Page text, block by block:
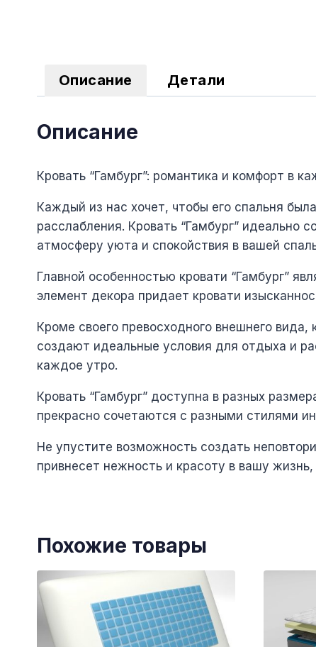
Описание Детали
Описание
Кровать “Гамбург”: романтика и комфорт в
Каждый из нас хочет, чтобы его спальня
расслабления. Кровать “Гамбург” идеально
атмосферу уюта и спокойствия в вашей
Главной особенностью кровати “Гамбург”
элемент декора придает кровати
Кроме своего превосходного внешнего вида,
создают идеальные условия для отдыха и
каждое утро.
Кровать “Гамбург” доступна в разных
прекрасно сочетаются с разными стилями
Не упустите возможность создать
привнесет нежность и красоту в вашу
Похожие товары